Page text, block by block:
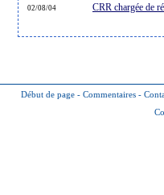
02/08/04 CRR chargée de
Début de page - Commentaires -